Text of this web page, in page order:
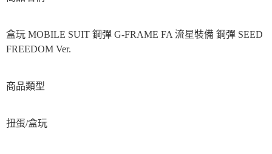
盒玩 MOBILE SUIT 鋼彈 G-FRAME FA 流星裝備 鋼彈 SEED
FREEDOM Ver.
商品類型
扭蛋/盒玩